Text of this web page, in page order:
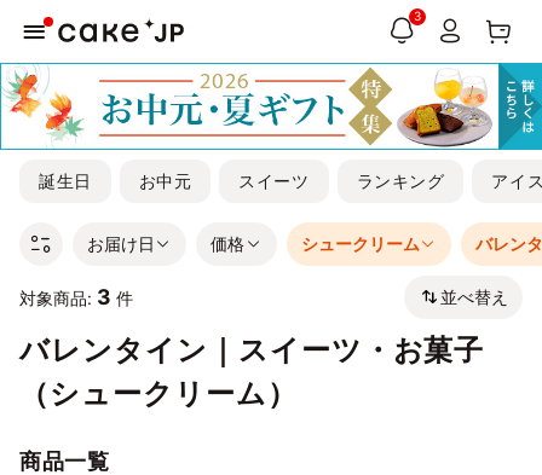
3
誕生日 お中元 スイーツ ランキング アイ
お届け日 価格 シュークリーム バレン
対象商品: 3 件 並べ替え
バレンタイン｜スイーツ・お菓子
（シュークリーム）
商品一覧